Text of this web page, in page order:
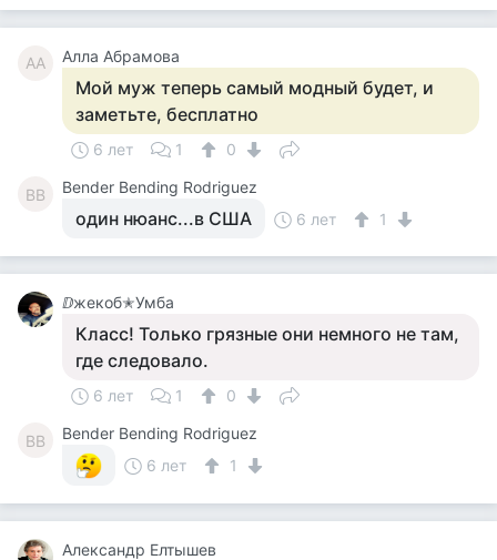
АА Алла Абрамова
Мой муж теперь самый модный будет, и
заметьте, бесплатно
6 лет 1 0
BB Bender Bending Rodriguez
один нюанс...в США 6 лет 1
ⅅжекоб✭Умба
Класс! Только грязные они немного не там,
где следовало.
6 лет 1 0
BB
Bender Bending Rodriguez
6 лет
1
Александр Елтышев